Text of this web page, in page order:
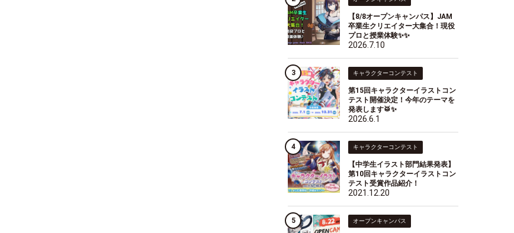
【8/8オープンキャンパス】JAM
卒業生クリエイター大集合！現役
プロと授業体験✨✨
2026.7.10
キャラクターコンテスト
第15回キャラクターイラストコン
テスト開催決定！今年のテーマを
発表します🥁✨
2026.6.1
キャラクターコンテスト
【中学生イラスト部門結果発表】
第10回キャラクターイラストコン
テスト受賞作品紹介！
2021.12.20
オープンキャンパス